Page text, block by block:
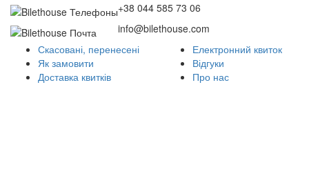
+38 044 585 73 06
info@bilethouse.com
Скасовані, перенесені
Як замовити
Доставка квитків
Електронний квиток
Відгуки
Про нас